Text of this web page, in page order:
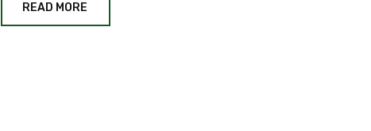
READ MORE